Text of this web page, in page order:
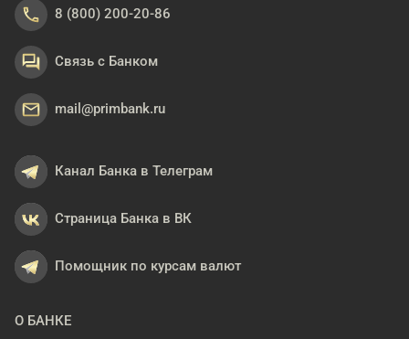
8 (800) 200-20-86
Связь с Банком
mail@primbank.ru
Канал Банка в Телеграм
Страница Банка в ВК
Помощник по курсам валют
О БАНКЕ